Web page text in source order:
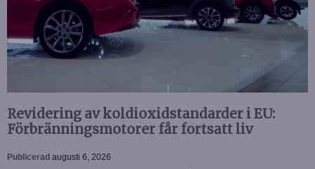
Revidering av koldioxidstandarder i EU:
Förbränningsmotorer får fortsatt liv
Publicerad augusti 6, 2026